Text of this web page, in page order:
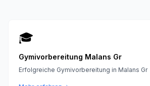
🎓
Gymivorbereitung Malans Gr
Erfolgreiche Gymivorbereitung in Malans Gr